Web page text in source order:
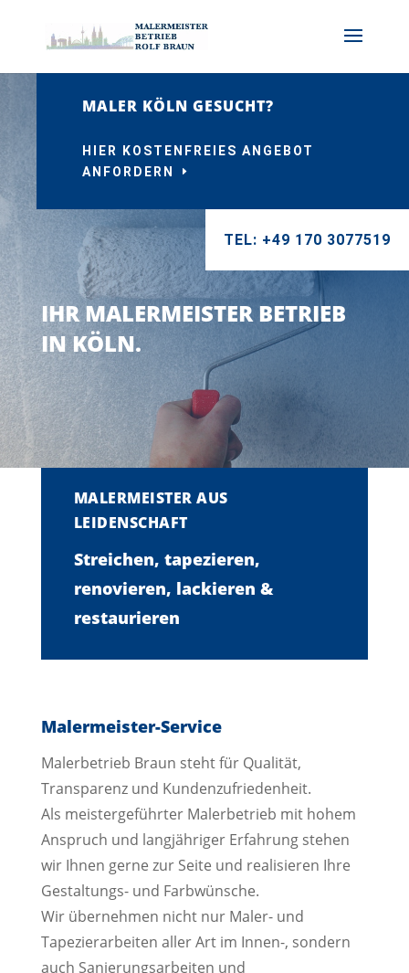
MALER KÖLN GESUCHT?
HIER KOSTENFREIES ANGEBOT
ANFORDERN
TEL: +49 170 3077519
IHR MALERMEISTER BETRIEB
IN KÖLN.
MALERMEISTER AUS
LEIDENSCHAFT
Streichen, tapezieren,
renovieren, lackieren &
restaurieren
Malermeister-Service
Malerbetrieb Braun steht für Qualität,
Transparenz und Kundenzufriedenheit.
Als meistergeführter Malerbetrieb mit hohem
Anspruch und langjähriger Erfahrung stehen
wir Ihnen gerne zur Seite und realisieren Ihre
Gestaltungs- und Farbwünsche.
Wir übernehmen nicht nur Maler- und
Tapezierarbeiten aller Art im Innen-, sondern
auch Sanierungsarbeiten und